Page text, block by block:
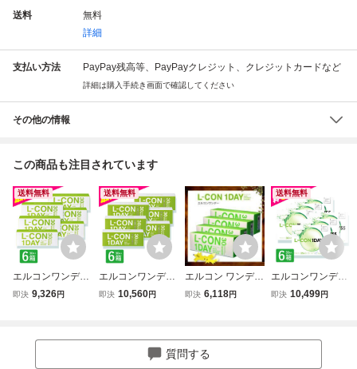
送料
無料
詳細
支払い方法 PayPay残高等、PayPayクレジット、クレジットカードなど
詳細は購入手続き画面で確認してください
その他の情報
この商品も注目されています
送料無料
エルコンワンデー
6箱 30枚入 コンタ
即決 9,326円
送料無料
エルコンワンデー
エクシード 6箱 30
即決 10,560円
エルコン ワンデ
ー 4箱セット 40
y エルコンワンデ
ー シンシア 1日使
即決 6,118円
送料無料
エルコンワンデー
55 35枚入 6箱 コ
即決 10,499円
質問する